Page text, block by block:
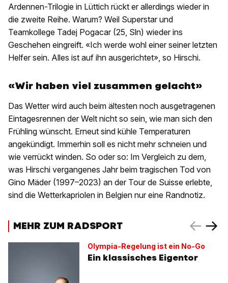
Ardennen-Trilogie in Lüttich rückt er allerdings wieder in
die zweite Reihe. Warum? Weil Superstar und
Teamkollege Tadej Pogacar (25, Sln) wieder ins
Geschehen eingreift. «Ich werde wohl einer seiner letzten
Helfer sein. Alles ist auf ihn ausgerichtet», so Hirschi.
«Wir haben viel zusammen gelacht»
Das Wetter wird auch beim ältesten noch ausgetragenen
Eintagesrennen der Welt nicht so sein, wie man sich den
Frühling wünscht. Erneut sind kühle Temperaturen
angekündigt. Immerhin soll es nicht mehr schneien und
wie verrückt winden. So oder so: Im Vergleich zu dem,
was Hirschi vergangenes Jahr beim tragischen Tod von
Gino Mäder (1997–2023) an der Tour de Suisse erlebte,
sind die Wetterkapriolen in Belgien nur eine Randnotiz.
MEHR ZUM RADSPORT
Olympia-Regelung ist ein No-Go
Ein klassisches Eigentor